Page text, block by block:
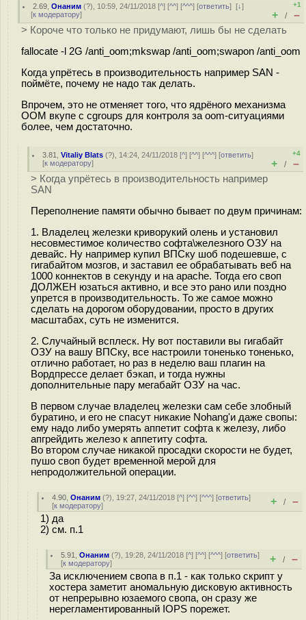
2.69 ,Онаним (?), 10:59, 24/11/2018 [^] [^^] [^^^] [ответить][↓]
[к модератору]
+1
+ / –
> Короче что только не придумают, лишь бы не сделать
fallocate -l 2G /anti_oom;mkswap /anti_oom;swapon /anti_oom
Когда упрётесь в производительность например SAN -
поймёте, почему не надо так делать.
Впрочем, это не отменяет того, что ядрёного механизма
OOM вкупе с cgroups для контроля за oom-ситуациями
более, чем достаточно.
3.81 ,Vitaliy Blats (?), 14:24, 24/11/2018 [^] [^^] [^^^] [ответить]
[к модератору]
+4
+ / –
> Когда упрётесь в производительность например
SAN
Переполнение памяти обычно бывает по двум причинам:
1. Владелец железки криворукий олень и установил
несовместимое количество софта\железного ОЗУ на
девайс. Ну например купил ВПСку шоб подешевше, с
гигабайтом мозгов, и заставил ее обрабатывать веб на
1000 коннектов в секунду и на apache. Тогда его своп
ДОЛЖЕН юзаться активно, и все это рано или поздно
упрется в производительность. То же самое можно
сделать на дорогом оборудовании, просто в других
масштабах, суть не изменится.
2. Случайный всплеск. Ну вот поставили вы гигабайт
ОЗУ на вашу ВПСку, все настроили тоненько тоненько,
отлично работает, но раз в неделю ваш плагин на
Вордпрессе делает бэкап, и тогда нужны
дополнительные пару мегабайт ОЗУ на час.
В первом случае владелец железки сам себе злобный
буратино, и его не спасут никакие Nohang'и даже свопы:
ему надо либо умерять аппетит софта к железу, либо
апгрейдить железо к аппетиту софта.
Во втором случае никакой просадки скорости не будет,
пушо своп будет временной мерой для
непродолжительной операции.
4.90 ,Онаним (?), 19:27, 24/11/2018 [^] [^^] [^^^] [ответить]
[к модератору] + / –
1) да
2) см. п.1
5.91 ,Онаним (?), 19:28, 24/11/2018 [^] [^^] [^^^] [ответить]
[к модератору] + / –
За исключением свопа в п.1 - как только скрипт у
хостера заметит аномальную дисковую активность
от непрерывно юзаемого свопа, он сразу же
нерегламентированный IOPS порежет.